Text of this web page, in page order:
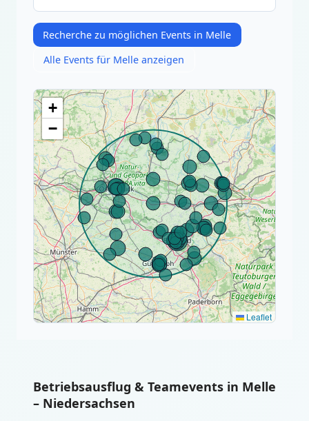
Recherche zu möglichen Events in Melle
Alle Events für Melle anzeigen
+
−
Leaflet
Betriebsausflug & Teamevents in Melle
– Niedersachsen